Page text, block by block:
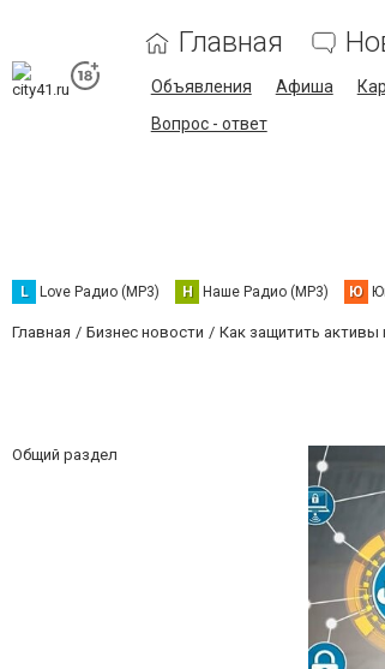
Главная
Объявления Афиша
Вопрос - ответ
L Love Радио (MP3) Н Наше Радио (MP3) Ю
Главная Бизнес новости Как защитить активы
Общий раздел